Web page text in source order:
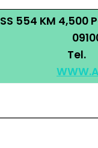
SS 554 KM 4,500
Tel.